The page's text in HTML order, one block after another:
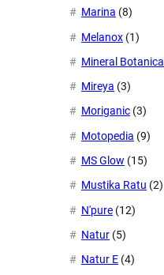
Marina (8)
Melanox (1)
Mineral Botanica
Mireya (3)
Moriganic (3)
Motopedia (9)
MS Glow (15)
Mustika Ratu (2)
N'pure (12)
Natur (5)
Natur E (4)